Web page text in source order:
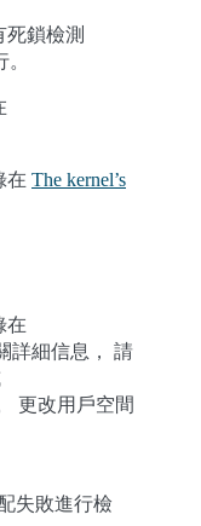
死鎖檢測
在 The kernel’s
在
詳細信息， 請
更改用戶空間
失敗進行檢